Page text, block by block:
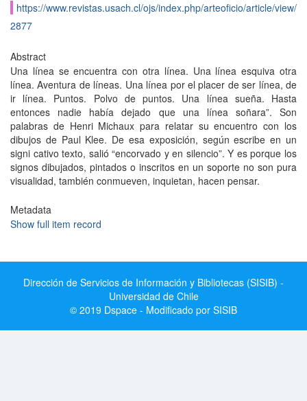
https://www.revistas.usach.cl/ojs/index.php/arteoficio/article/view/
2877
Abstract
Una línea se encuentra con otra línea. Una línea esquiva otra
línea. Aventura de líneas. Una línea por el placer de ser línea, de
ir línea. Puntos. Polvo de puntos. Una línea sueña. Hasta
entonces nadie había dejado que una línea soñara”. Son
palabras de Henri Michaux para relatar su encuentro con los
dibujos de Paul Klee. De esa exposición, según escribe en un
signi cativo texto, salió “encorvado y en silencio”. Y es porque los
signos dibujados, pintados o inscritos en un soporte no son pura
visualidad, también conmueven, inquietan, hacen pensar.
Metadata
Show full item record
Dirección de Servicios de Información y Bibliotecas (SISIB) -
Universidad de Chile
© 2019 Dspace - Modificado por SISIB